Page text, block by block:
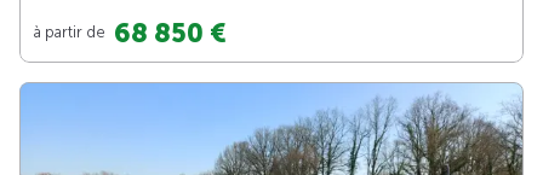
à partir de 68 850 €